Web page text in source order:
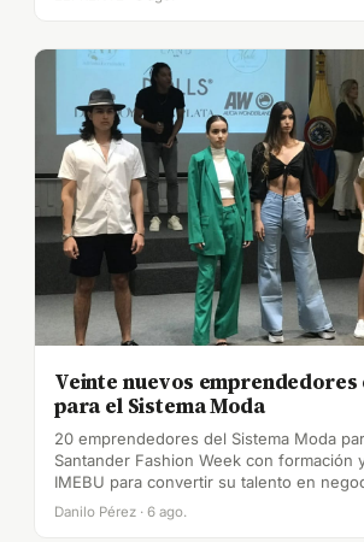
Veinte nuevos
para el Sistema Moda
20 emprendedores del Sistema Moda
Santander Fashion Week con formación
IMEBU para convertir su talento en
Danilo Pérez · 6 ago.